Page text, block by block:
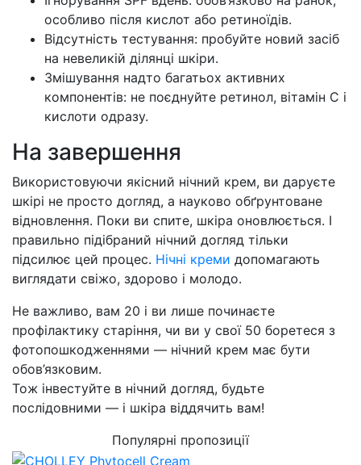
особливо після кислот або ретиноїдів.
Відсутність тестування: пробуйте новий засіб
на невеликій ділянці шкіри.
Змішування надто багатьох активних
компонентів: не поєднуйте ретинол, вітамін C і
кислоти одразу.
На завершення
Використовуючи якісний нічний крем, ви даруєте
шкірі не просто догляд, а науково обґрунтоване
відновлення. Поки ви спите, шкіра оновлюється. І
правильно підібраний нічний догляд тільки
підсилює цей процес. Нічні креми допомагають
виглядати свіжо, здорово і молодо.
Не важливо, вам 20 і ви лише починаєте
профілактику старіння, чи ви у свої 50 боретеся з
фотопошкодженнями — нічний крем має бути
обов’язковим.
Тож інвестуйте в нічний догляд, будьте
послідовними — і шкіра віддячить вам!
Популярні пропозиції